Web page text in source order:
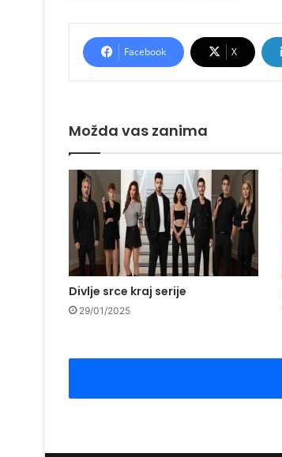
Facebook X
Možda vas zanima
Divlje srce kraj serije
29/01/2025